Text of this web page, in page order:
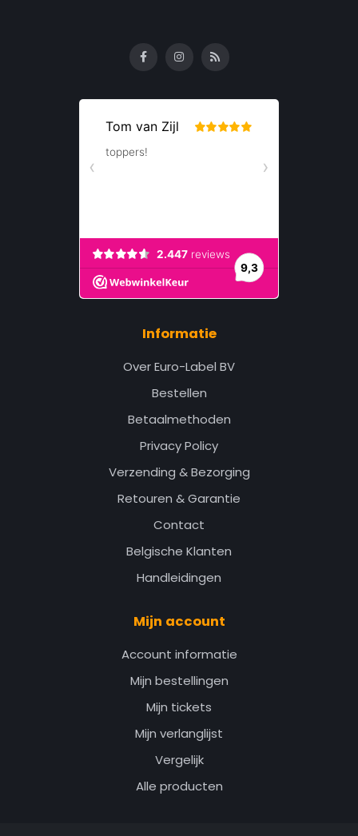
Informatie
Over Euro-Label BV
Bestellen
Betaalmethoden
Privacy Policy
Verzending & Bezorging
Retouren & Garantie
Contact
Belgische Klanten
Handleidingen
Mijn account
Account informatie
Mijn bestellingen
Mijn tickets
Mijn verlanglijst
Vergelijk
Alle producten